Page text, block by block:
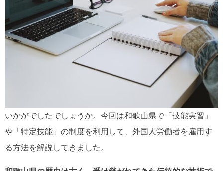
いかがでしたでしょうか。今回は和歌山県で「技能実習」
や「特定技能」の制度を利用して、外国人労働者を雇用す
る方法を解説してきました。